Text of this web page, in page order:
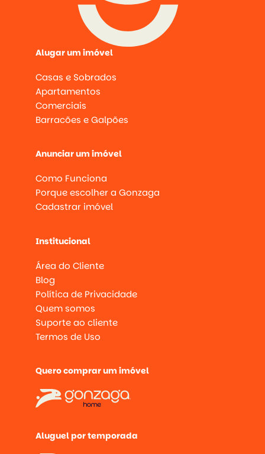
Alugar um imóvel
Casas e Sobrados
Apartamentos
Comerciais
Barracões e Galpões
Anunciar um imóvel
Como Funciona
Porque escolher a Gonzaga
Cadastrar imóvel
Institucional
Área do Cliente
Blog
Política de Privacidade
Quem somos
Suporte ao cliente
Termos de Uso
Quero comprar um imóvel
Aluguel por temporada